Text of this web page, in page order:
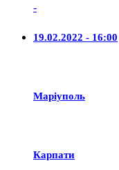
-
19.02.2022 - 16:00
Маріуполь
Карпати